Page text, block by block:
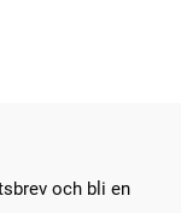
och bli en